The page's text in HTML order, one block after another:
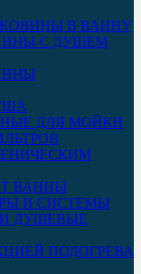
В ВАННУ
С ДУШЕМ
ДЛЯ МОЙКИ
ВАННЫ
И СИСТЕМЫ
ДУШЕВЫЕ
ПОДОГРЕВА